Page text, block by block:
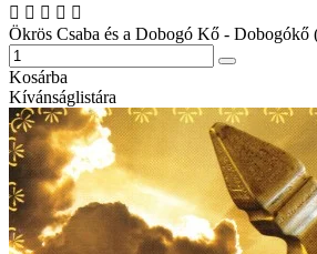
Ökrös Csaba és a Dobogó Kő - Dobogókő
Kosárba
Kívánságlistára